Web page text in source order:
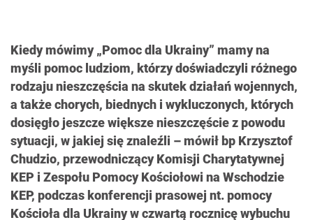
Kiedy mówimy „Pomoc dla Ukrainy” mamy na
myśli pomoc ludziom, którzy doświadczyli różnego
rodzaju nieszczęścia na skutek działań wojennych,
a także chorych, biednych i wykluczonych, których
dosięgło jeszcze większe nieszczęście z powodu
sytuacji, w jakiej się znaleźli – mówił bp Krzysztof
Chudzio, przewodniczący Komisji Charytatywnej
KEP i Zespołu Pomocy Kościołowi na Wschodzie
KEP, podczas konferencji prasowej nt. pomocy
Kościoła dla Ukrainy w czwartą rocznicę wybuchu